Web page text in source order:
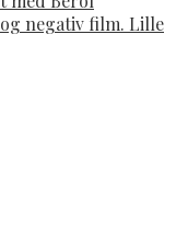
negativ film. Lille